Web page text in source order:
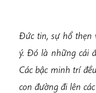
Đức tin, sự hổ thẹn
ý. Đó là những cái
Các bậc minh trí
con đường đi lên